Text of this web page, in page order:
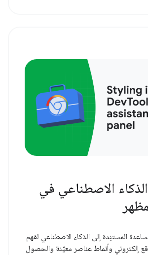
الاصطناعي في
المستنِدة إلى الذكاء الاصطناعي لفهم
إلكتروني وأنماط عناصر معيّنة والحصول